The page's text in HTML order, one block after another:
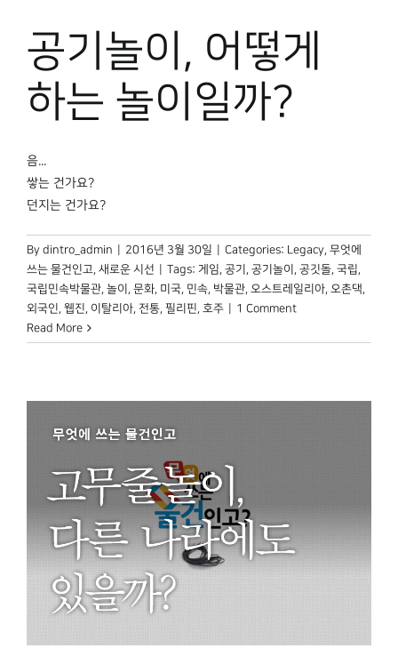
공기놀이, 어떻게
하는 놀이일까?
음...
쌓는 건가요?
던지는 건가요?
By dintro_admin 2016년 3월 30일 Categories: Legacy, 무엇에
쓰는 물건인고, 새로운 시선 Tags: 게임, 공기 , 공기놀이 , 공깃돌, 국립,
국립민속박물관, 놀이 , 문화, 미국, 민속, 박물관, 오스트레일리아, 오촌댁,
외국인, 웹진, 이탈리아, 전통, 필리핀, 호주
1 Comment
Read More